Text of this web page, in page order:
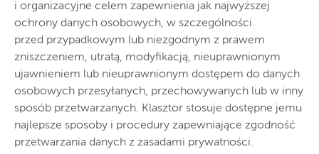
i organizacyjne celem zapewnienia jak najwyższej
ochrony danych osobowych, w szczególności
przed przypadkowym lub niezgodnym z prawem
zniszczeniem, utratą, modyfikacją, nieuprawnionym
ujawnieniem lub nieuprawnionym dostępem do danych
osobowych przesyłanych, przechowywanych lub w inny
sposób przetwarzanych. Klasztor stosuje dostępne jemu
najlepsze sposoby i procedury zapewniające zgodność
przetwarzania danych z zasadami prywatności.